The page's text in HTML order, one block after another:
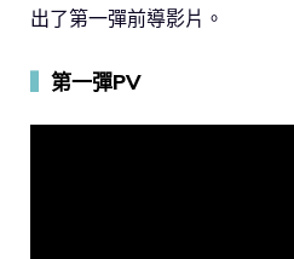
出了第一彈前導影片。
第一彈PV